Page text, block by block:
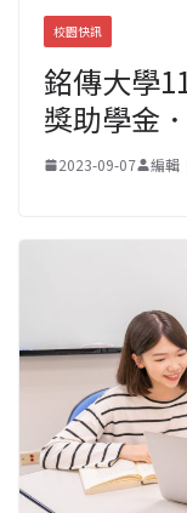
校園快訊
銘傳大學
獎助學金
2023-09-07 編輯